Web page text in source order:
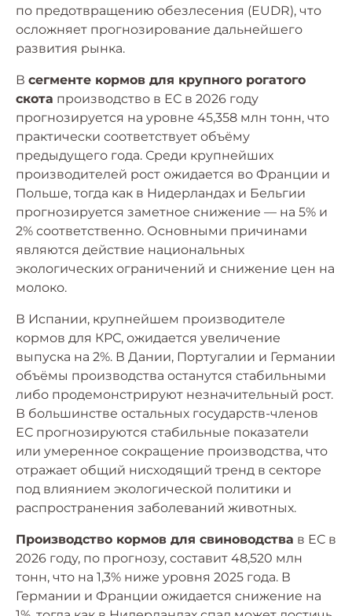
по предотвращению обезлесения (EUDR), что
осложняет прогнозирование дальнейшего
развития рынка.
В сегменте кормов для крупного рогатого
скота производство в ЕС в 2026 году
прогнозируется на уровне 45,358 млн тонн, что
практически соответствует объёму
предыдущего года. Среди крупнейших
производителей рост ожидается во Франции и
Польше, тогда как в Нидерландах и Бельгии
прогнозируется заметное снижение — на 5% и
2% соответственно. Основными причинами
являются действие национальных
экологических ограничений и снижение цен на
молоко.
В Испании, крупнейшем производителе
кормов для КРС, ожидается увеличение
выпуска на 2%. В Дании, Португалии и Германии
объёмы производства останутся стабильными
либо продемонстрируют незначительный рост.
В большинстве остальных государств-членов
ЕС прогнозируются стабильные показатели
или умеренное сокращение производства, что
отражает общий нисходящий тренд в секторе
под влиянием экологической политики и
распространения заболеваний животных.
Производство кормов для свиноводства в ЕС в
2026 году, по прогнозу, составит 48,520 млн
тонн, что на 1,3% ниже уровня 2025 года. В
Германии и Франции ожидается снижение на